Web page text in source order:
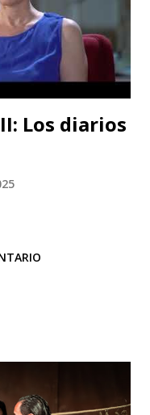
importante en la
irán a Valencia y
Los diarios